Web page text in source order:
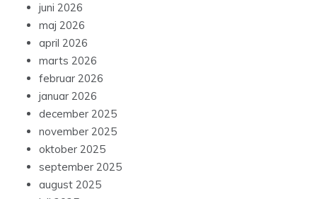
juni 2026
maj 2026
april 2026
marts 2026
februar 2026
januar 2026
december 2025
november 2025
oktober 2025
september 2025
august 2025